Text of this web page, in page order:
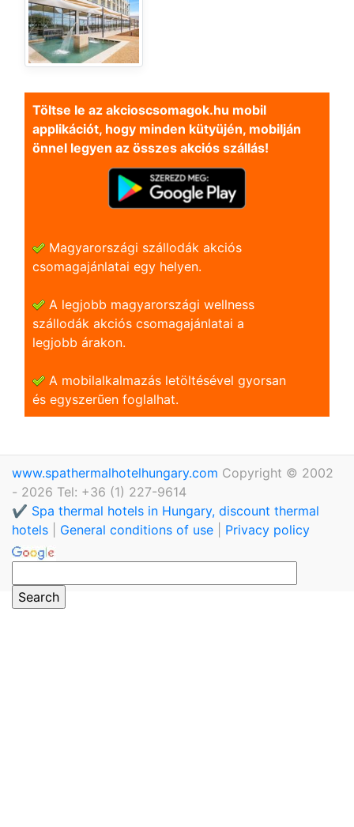
Töltse le az akcioscsomagok.hu mobil
applikációt, hogy minden kütyüjén, mobilján
önnel legyen az összes akciós szállás!
Magyarországi szállodák akciós
csomagajánlatai egy helyen.
A legjobb magyarországi wellness
szállodák akciós csomagajánlatai a
legjobb árakon.
A mobilalkalmazás letöltésével gyorsan
és egyszerũen foglalhat.
www.spathermalhotelhungary.com Copyright © 2002
- 2026 Tel: +36 (1) 227-9614
✔️ Spa thermal hotels in Hungary, discount thermal
hotels
General conditions of use Privacy policy